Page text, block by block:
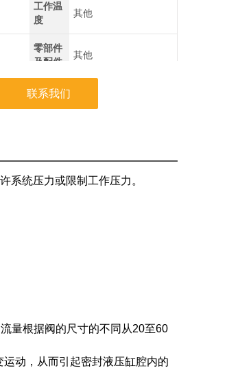
工作温
度
其他
零部件
及配件
其他
应用领
域
气,综合
联系我们
系统压力或限制工作压力。
量根据阀的尺寸的不同从20至60
动，从而引起密封液压缸腔内的